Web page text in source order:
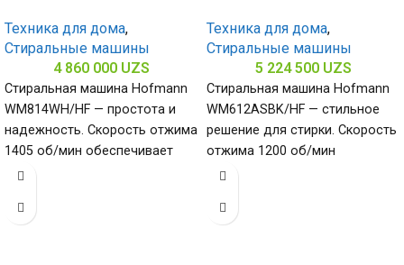
Техника для дома,
Стиральные машины
4 860 000 UZS
Стиральная машина Hofmann
WM814WH/HF — простота и
надежность. Скорость отжима
1405 об/мин обеспечивает
отличный отжим, загрузка 8 кг
Техника для дома,
Стиральные машины
5 224 500 UZS
Стиральная машина Hofmann
WM612ASBK/HF — стильное
решение для стирки. Скорость
отжима 1200 об/мин
обеспечивает эффективный